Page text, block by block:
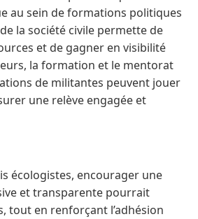
au sein de formations politiques
la société civile permette de
et de gagner en visibilité
la formation et le mentorat
de militantes peuvent jouer
une relève engagée et
écologistes, encourager une
et transparente pourrait
tout en renforçant l’adhésion